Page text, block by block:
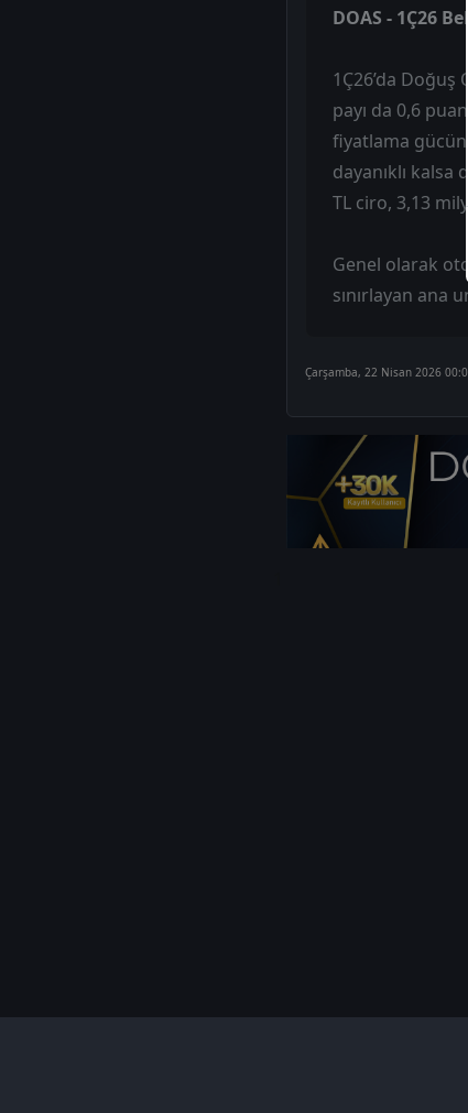
DOAS - 1Ç26
1Ç26’da Doğuş
payı da 0,6
fiyatlama
dayanıklı kalsa
TL ciro, 3,13
Genel olarak
sınırlayan ana
Çarşamba, 22 Nisan 2026